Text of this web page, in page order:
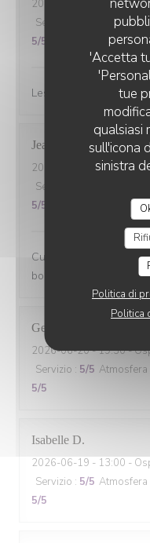
'Accetta
tue
qualsiasi
sull'icona
sinistra
Politica di
Politica
2026-07-08
- 20:00 -
Servizio
Atmosfera
5/5
Les gambas….excellent
Jean-Pierre S
2026-07-07
- 12:15 -
Servizio
5/5
Cuisine familiale avec
bon.....
Gennifer
2026-06-20- 19:30 -
Servizio : 5/5 Atmosfera
5/5
Isabelle D
2026-06-19 - 13:00 -
Servizio : 5/5 Atmosfera
5/5
CHEZ